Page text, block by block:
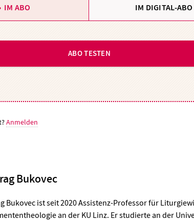
IM ABO IM DIGITAL-ABO
ABO TESTEN
Anmelden
Bukovec
Bukovec ist seit 2020 Assistenz-Professor für
an der KU Linz. Er studierte an der